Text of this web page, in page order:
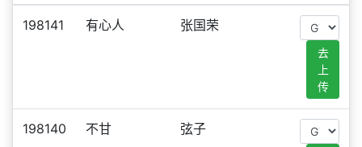
198141 有心人 张国荣
去
上
传
198140 不甘 弦子